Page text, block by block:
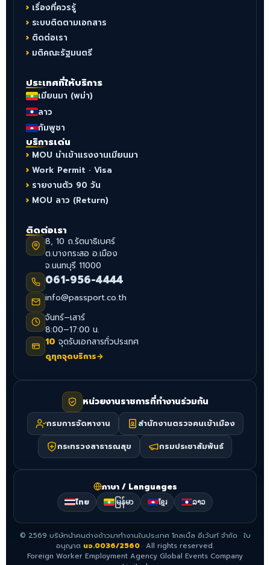
เรื่องที่ควรรู้
ระบบติดตามเอกสาร
ติดต่อเรา
มติคณะรัฐมนตรี
ประเทศที่ให้บริการ
เมียนมา (พม่า)
ลาว
กัมพูชา
บริการเด่น
MOU นำเข้าแรงงานเมียนมา
Work Permit · Visa
รายงานตัว 90 วัน
MOU ลาว (Return)
ติดต่อเรา
8, 10 ถ.รัตนาธิเบศร์
ต.บางกระสอ อ.เมือง
จ.นนทบุรี 11000
061-956-4444
info@passport.co.th
จันทร์–เสาร์
8:00–17:00 น.
10 จุดรับเอกสารทั่วประเทศ
ดูทุกจุดบริการ→
หน่วยงานราชการที่ทำงานร่วมกัน
กรมการจัดหางาน
สำนักงานตรวจคนเข้าเมือง
กระทรวงสาธารณสุข
กรมประชาสัมพันธ์
ภาษา / Languages
ไทย မြန်မာ ខ្មែរ ລາວ
© 2569 บริษัทนำคนต่างด้าวมาทำงานในประเทศ โกลเบิ้ล อีเว้นท์ จำกัด ·ใบ
อนุญาต นจ.0036/2560 · All rights reserved.
Foreign Worker Employment Agency Global Events Company